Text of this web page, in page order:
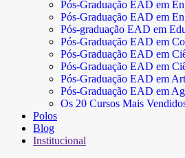
Pós-Graduação EAD em
Pós-Graduação EAD em
Pós-graduação EAD em
Pós-Graduação EAD em
Pós-Graduação EAD em
Pós-Graduação EAD em
Pós-Graduação EAD em
Pós-Graduação EAD em
Os 20 Cursos Mais
Polos
Blog
Institucional